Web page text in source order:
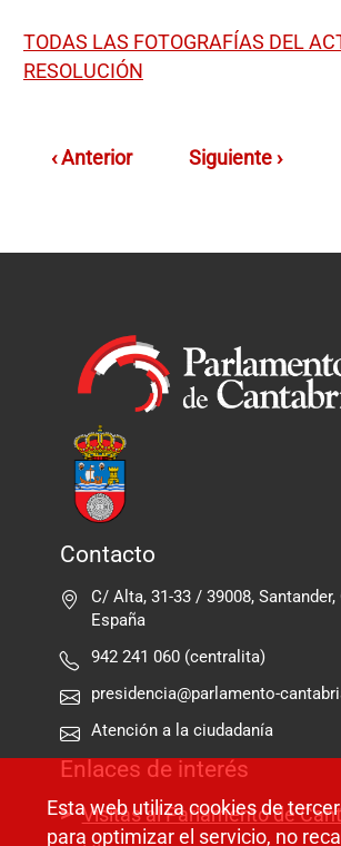
TODAS LAS FOTOGRAFÍAS DEL
RESOLUCIÓN
‹ Anterior Siguiente ›
Contacto
C/ Alta, 31-33 / 39008, Santander,
España
942 241 060 (centralita)
presidencia@parlamento-
Atención a la ciudadanía
Enlaces de interés
Visitas al Parlamento de
Esta web utiliza cookies de
para optimizar el servicio, no